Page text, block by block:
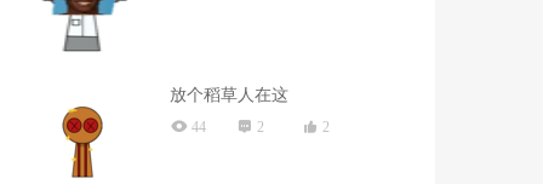
放个稻草人在这
44 2 2